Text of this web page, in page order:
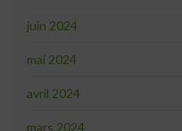
juin 2024
mai 2024
avril 2024
mars 2024